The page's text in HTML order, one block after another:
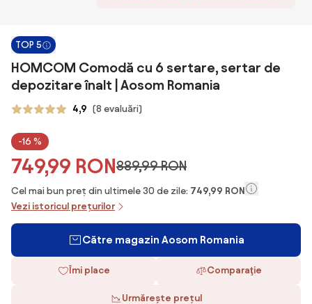
TOP 5
HOMCOM Comodă cu 6 sertare, sertar de
depozitare înalt | Aosom Romania
4,9 (8 evaluări)
-16 %
749,99 RON889,99 RON
Cel mai bun preț din ultimele 30 de zile: 749,99 RON
Vezi istoricul prețurilor
Către magazin Aosom Romania
Îmi place Comparaţie
Urmărește prețul